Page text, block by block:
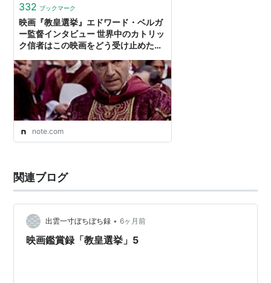
332 ブックマーク
映画『教皇選挙』エドワード・ベルガ
ー監督インタビュー 世界中のカトリッ
ク信者はこの映画をどう受け止めたの
note.com
関連ブログ
出雲一寸ぼちぼち録 • 6ヶ月前
映画鑑賞録「教皇選挙」5